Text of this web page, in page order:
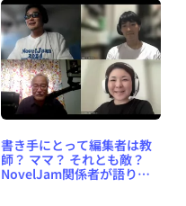
書き手にとって編集者は教
師？ ママ？ それとも敵？
NovelJam関係者が語り合